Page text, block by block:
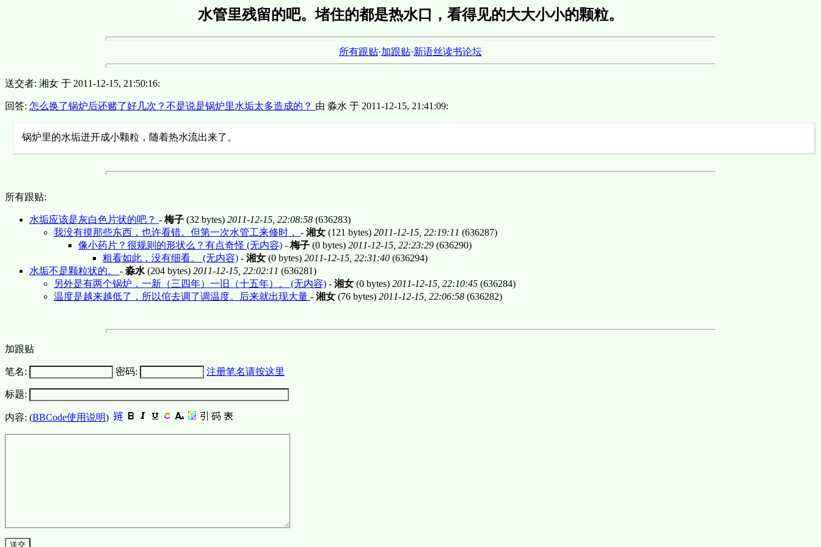
水管里残留的吧。堵住的都是热水口，看得见的大大小小的颗粒。
所有跟贴·加跟贴·新语丝读书论坛
送交者: 湘女 于 2011-12-15, 21:50:16:
回答: 怎么换了锅炉后还赌了好几次？不是说是锅炉里水垢太多造成的？ 由 淼水 于 2011-12-15, 21:41:09:
锅炉里的水垢迸开成小颗粒，随着热水流出来了。
所有跟贴:
水垢应该是灰白色片状的吧？ - 梅子 (32 bytes) 2011-12-15, 22:08:58 (636283)
我没有摸那些东西，也许看错。但第一次水管工来修时， - 湘女 (121 bytes) 2011-12-15, 22:19:11 (636287)
像小药片？很规则的形状么？有点奇怪 (无内容) - 梅子 (0 bytes) 2011-12-15, 22:23:29 (636290)
粗看如此，没有细看。 (无内容) - 湘女 (0 bytes) 2011-12-15, 22:31:40 (636294)
水垢不是颗粒状的。 - 淼水 (204 bytes) 2011-12-15, 22:02:11 (636281)
另外是有两个锅炉，一新（三四年）一旧（十五年）。 (无内容) - 湘女 (0 bytes) 2011-12-15, 22:10:45 (636284)
温度是越来越低了，所以倌去调了调温度。后来就出现大量 - 湘女 (76 bytes) 2011-12-15, 22:06:58 (636282)
加跟贴
笔名: 密码: 注册笔名请按这里
标题:
内容: (BBCode使用说明)